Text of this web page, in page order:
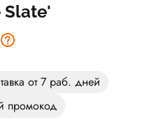
Slate'
от 7 раб. дней
промокод